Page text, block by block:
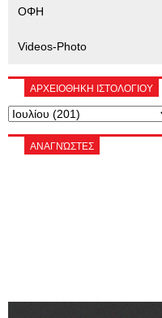
ΟΦΗ
Videos-Photo
ΑΡΧΕΙΟΘΗΚΗ ΙΣΤΟΛΟΓΙΟΥ
ΑΝΑΓΝΏΣΤΕΣ